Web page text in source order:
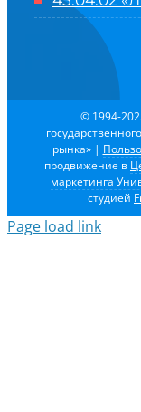
© 1994-
рынка» |
продвижение в
маркетинга
студией
Page load link